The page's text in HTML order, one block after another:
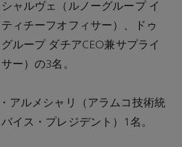
ャルヴェ（ルノーグループ イ
ィチーフオフィサー）、ドゥ
ループ ダチアCEO兼サプライ
ー）の3名。
アルメシャリ（アラムコ技術統
イス・プレジデント）1名。